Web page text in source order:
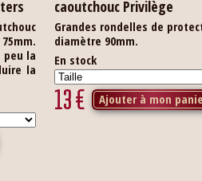
la
la
caoutchouc Privilège
Grandes rondelles de
diamètre 90mm.
En stock
13€ Ajouter à mon